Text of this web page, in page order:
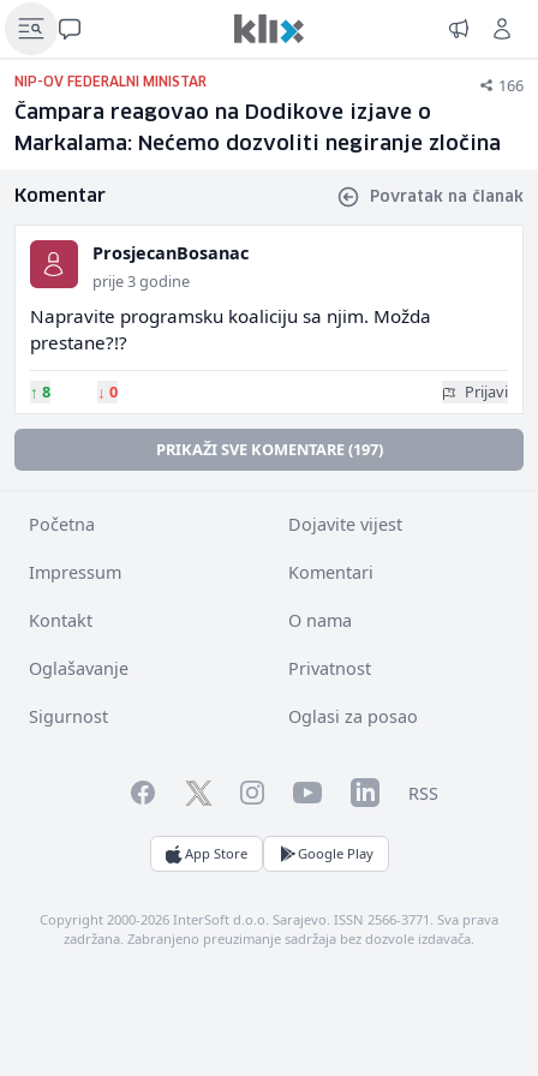
NIP-OV FEDERALNI MINISTAR 166
Čampara reagovao na Dodikove izjave o
Markalama: Nećemo dozvoliti negiranje zločina
Komentar Povratak na članak
ProsjecanBosanac
prije 3 godine
Napravite programsku koaliciju sa njim. Možda
prestane?!?
↑ 8 ↓ 0 Prijavi
PRIKAŽI SVE KOMENTARE (197)
Početna Dojavite vijest
Impressum Komentari
Kontakt O nama
Oglašavanje Privatnost
Sigurnost Oglasi za posao
FacebookTwitterInstagramYouTubeLinkedInRSS
App Store Google Play
Copyright 2000-2026 InterSoft d.o.o. Sarajevo. ISSN 2566-3771. Sva prava
zadržana. Zabranjeno preuzimanje sadržaja bez dozvole izdavača.